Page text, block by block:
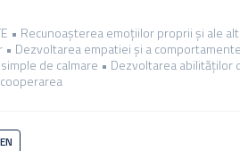
• Recunoașterea emoțiilor proprii și ale
• Dezvoltarea empatiei și a
de calmare • Dezvoltarea abilităților